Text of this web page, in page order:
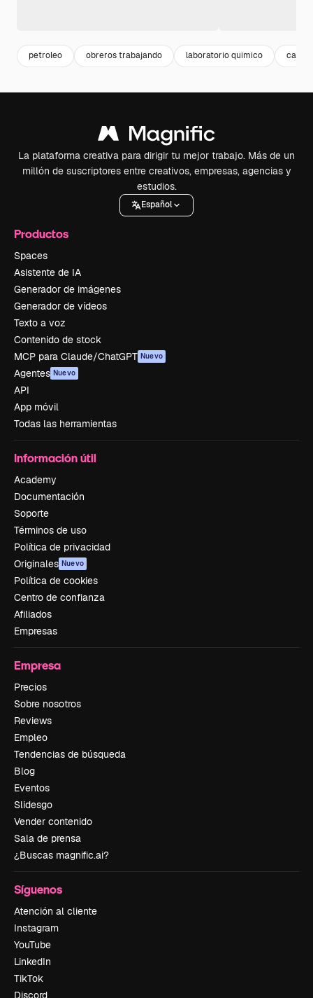
petroleo obreros trabajando laboratorio quimico casco
La plataforma creativa para dirigir tu mejor trabajo. Más de un
millón de suscriptores entre creativos, empresas, agencias y
estudios.
Español
Productos
Spaces
Asistente de IA
Generador de imágenes
Generador de vídeos
Texto a voz
Contenido de stock
MCP para Claude/ChatGPT Nuevo
Agentes Nuevo
API
App móvil
Todas las herramientas
Información útil
Academy
Documentación
Soporte
Términos de uso
Política de privacidad
Originales Nuevo
Política de cookies
Centro de confianza
Afiliados
Empresas
Empresa
Precios
Sobre nosotros
Reviews
Empleo
Tendencias de búsqueda
Blog
Eventos
Slidesgo
Vender contenido
Sala de prensa
¿Buscas magnific.ai?
Síguenos
Atención al cliente
Instagram
YouTube
LinkedIn
TikTok
Discord